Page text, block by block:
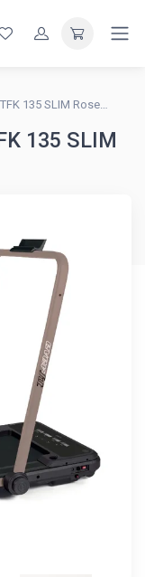
135 SLIM Rose Gold
135 SLIM